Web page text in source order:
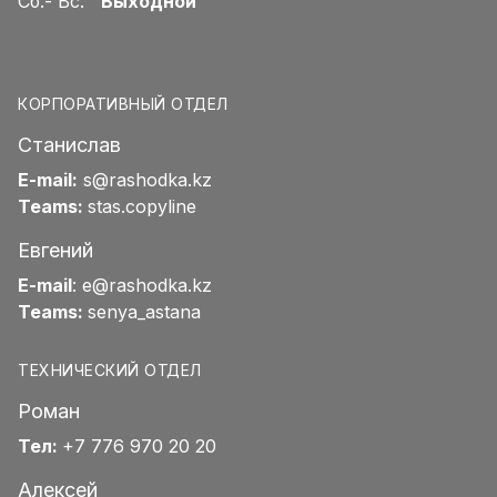
КОРПОРАТИВНЫЙ ОТДЕЛ
Станислав
E-mail: s@rashodka.kz
Teams: stas.copyline
Евгений
E-mail: e@rashodka.kz
Teams: senya_astana
ТЕХНИЧЕСКИЙ ОТДЕЛ
Роман
Тел: +7 776 970 20 20
Алексей